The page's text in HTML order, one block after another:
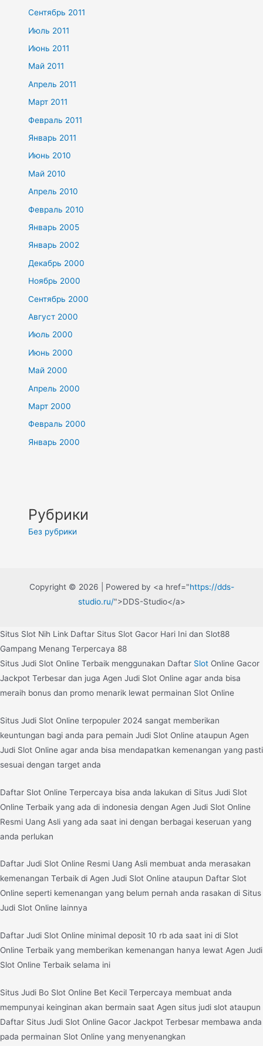
Сентябрь 2011
Июль 2011
Июнь 2011
Май 2011
Апрель 2011
Март 2011
Февраль 2011
Январь 2011
Июнь 2010
Май 2010
Апрель 2010
Февраль 2010
Январь 2005
Январь 2002
Декабрь 2000
Ноябрь 2000
Сентябрь 2000
Август 2000
Июль 2000
Июнь 2000
Май 2000
Апрель 2000
Март 2000
Февраль 2000
Январь 2000
Рубрики
Без рубрики
Copyright © 2026 | Powered by <a href="https://dds-
studio.ru/">DDS-Studio</a>
Situs Slot Nih Link Daftar Situs Slot Gacor Hari Ini dan Slot88
Gampang Menang Terpercaya 88
Situs Judi Slot Online Terbaik menggunakan Daftar Slot Online Gacor
Jackpot Terbesar dan juga Agen Judi Slot Online agar anda bisa
meraih bonus dan promo menarik lewat permainan Slot Online
Situs Judi Slot Online terpopuler 2024 sangat memberikan
keuntungan bagi anda para pemain Judi Slot Online ataupun Agen
Judi Slot Online agar anda bisa mendapatkan kemenangan yang pasti
sesuai dengan target anda
Daftar Slot Online Terpercaya bisa anda lakukan di Situs Judi Slot
Online Terbaik yang ada di indonesia dengan Agen Judi Slot Online
Resmi Uang Asli yang ada saat ini dengan berbagai keseruan yang
anda perlukan
Daftar Judi Slot Online Resmi Uang Asli membuat anda merasakan
kemenangan Terbaik di Agen Judi Slot Online ataupun Daftar Slot
Online seperti kemenangan yang belum pernah anda rasakan di Situs
Judi Slot Online lainnya
Daftar Judi Slot Online minimal deposit 10 rb ada saat ini di Slot
Online Terbaik yang memberikan kemenangan hanya lewat Agen Judi
Slot Online Terbaik selama ini
Situs Judi Bo Slot Online Bet Kecil Terpercaya membuat anda
mempunyai keinginan akan bermain saat Agen situs judi slot ataupun
Daftar Situs Judi Slot Online Gacor Jackpot Terbesar membawa anda
pada permainan Slot Online yang menyenangkan